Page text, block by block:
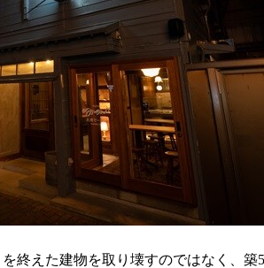
を終えた建物を取り壊すのではなく、